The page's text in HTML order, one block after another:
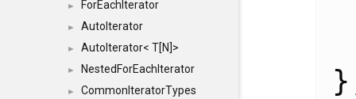
► ForEachIterator
► AutoIterator
► AutoIterator< T[N]>
► NestedForEachIterator
► CommonIteratorTypes